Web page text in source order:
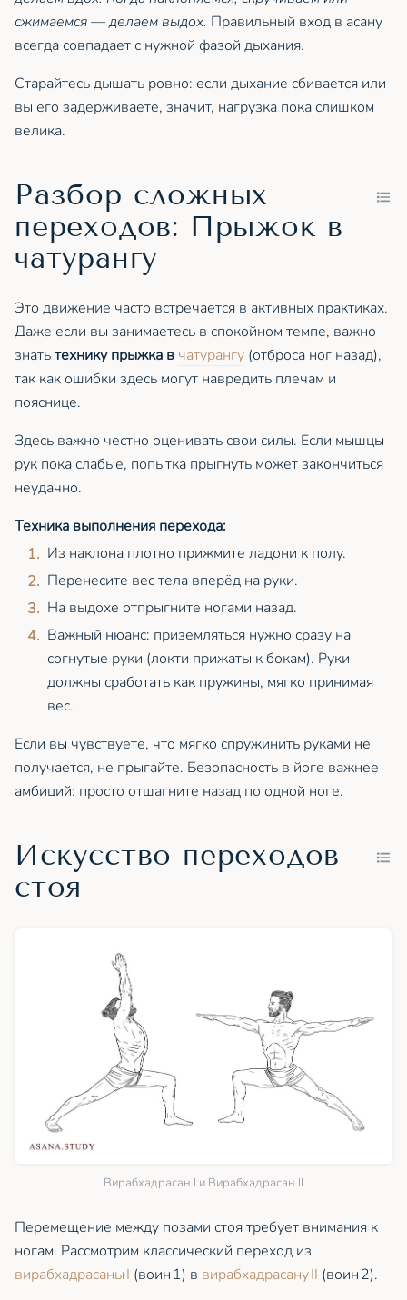
сжимаемся — делаем выдох. Правильный вход в асану
всегда совпадает с нужной фазой дыхания.
Старайтесь дышать ровно: если дыхание сбивается или
вы его задерживаете, значит, нагрузка пока слишком
велика.
Разбор сложных
переходов: Прыжок в
чатурангу
Это движение часто встречается в активных практиках.
Даже если вы занимаетесь в спокойном темпе, важно
знатьтехнику прыжка в чатурангу (отброса ног назад),
так как ошибки здесь могут навредить плечам и
пояснице.
Здесь важно честно оценивать свои силы. Если мышцы
рук пока слабые, попытка прыгнуть может закончиться
неудачно.
Техника выполнения перехода:
Из наклона плотно прижмите ладони к полу.
Перенесите вес тела вперёд на руки.
На выдохе отпрыгните ногами назад.
Важный нюанс: приземляться нужно сразу на
согнутые руки (локти прижаты к бокам). Руки
должны сработать как пружины, мягко принимая
вес.
Если вы чувствуете, что мягко спружинить руками не
получается, не прыгайте. Безопасность в йоге важнее
амбиций: просто отшагните назад по одной ноге.
Искусство переходов
стоя
Вирабхадрасан I и Вирабхадрасан II
Перемещение между позами стоя требует внимания к
ногам. Рассмотрим классический переход из
вирабхадрасаны I (воин 1) в вирабхадрасану II (воин 2).